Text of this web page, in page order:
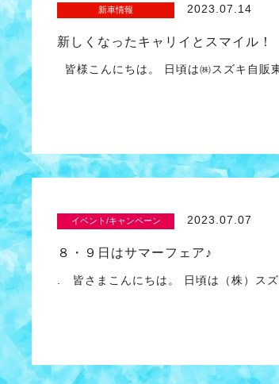
新車情報 2023.07.14
新しくなったキャリイとスマイル！
皆様こんにちは。 日頃は㈱スズキ自
イベント/キャンペーン 2023.07.07
８・９日はサマーフェア♪
. 皆さまこんにちは。 日頃は（株）ス